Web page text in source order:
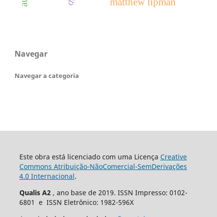
Navegar
Navegar a categoria
Este obra está licenciado com uma Licença Creative
Commons Atribuição-NãoComercial-SemDerivações
4.0 Internacional.
Qualis A2 , ano base de 2019. ISSN Impresso: 0102-
6801 e ISSN Eletrônico: 1982-596X